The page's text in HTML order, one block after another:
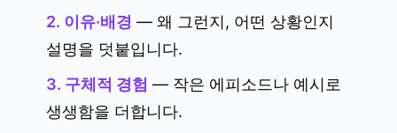
2. 이유·배경 — 왜 그런지, 어떤 상황인지
설명을 덧붙입니다.
3. 구체적 경험 — 작은 에피소드나 예시로
생생함을 더합니다.